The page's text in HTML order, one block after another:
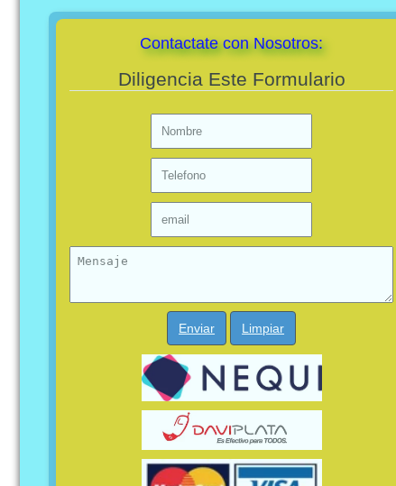
Contactate con Nosotros:
Diligencia Este Formulario
Enviar Limpiar